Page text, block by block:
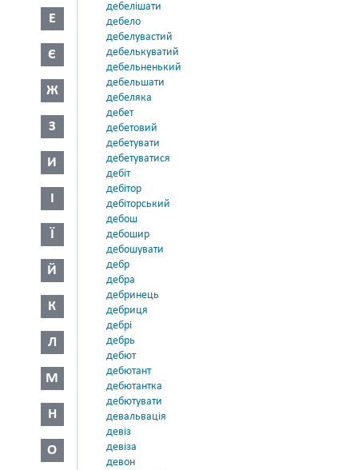
Е
Є
Ж
З
И
І
Ї
Й
К
Л
М
Н
О
дебелішати
дебело
дебелувастий
дебелькуватий
дебельненький
дебельшати
дебеляка
дебет
дебетовий
дебетувати
дебетуватися
дебіт
дебітор
дебіторський
дебош
дебошир
дебошувати
дебр
дебра
дебринець
дебриця
дебрі
дебрь
дебют
дебютант
дебютантка
дебютувати
девальвація
девіз
девіза
девон